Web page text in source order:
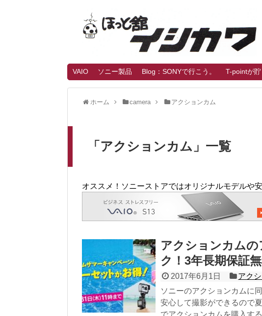
VAIO ソニー製品 Blog：SONYで行こう。 T-pointが貯
ホーム camera アクションカム
「 アクションカム 」 一覧
オススメ！ソニーストアではオリジナルモデルや
アクションカム
ク！3年長期保証
2017年6月1日
アク
ソニーのアクションカムに
安心して撮影ができるので
でアクションカムを購入す